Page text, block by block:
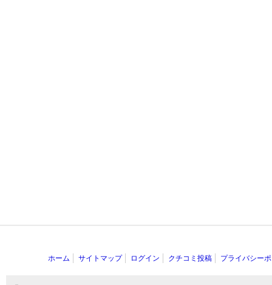
ホーム サイトマップ ログイン クチコミ投稿 プライバシー